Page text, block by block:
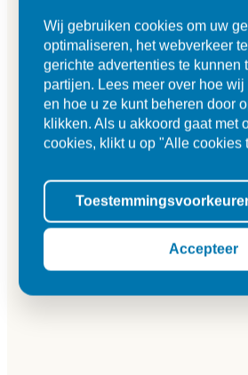
Wij gebruiken cookies om uw
optimaliseren, het webverkeer
gerichte advertenties te kunnen
partijen. Lees meer over hoe
en hoe u ze kunt beheren door
klikken. Als u akkoord gaat met
cookies, klikt u op "Alle cookies
Accepteer